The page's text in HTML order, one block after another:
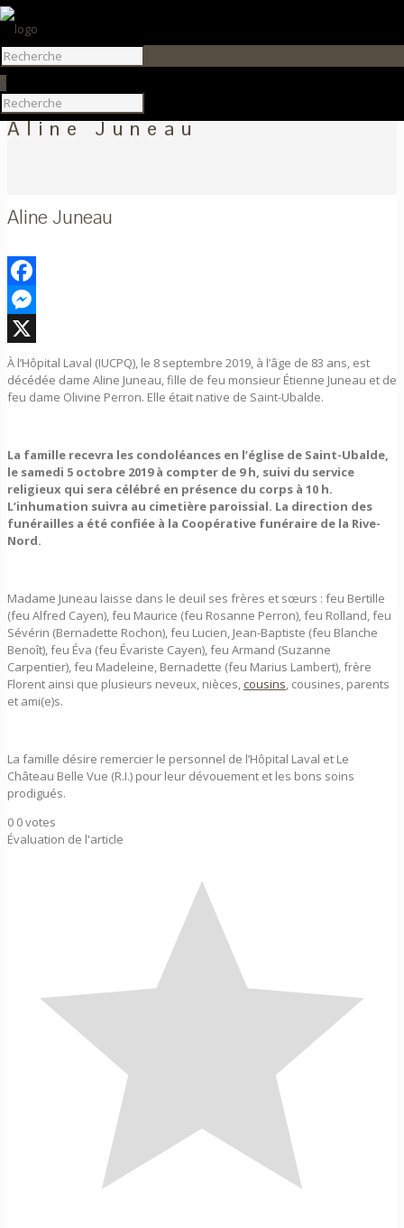
Aline Juneau
Aline Juneau
Facebook
Messenger
X
À l’Hôpital Laval (IUCPQ), le 8 septembre 2019, à l’âge de 83 ans, est
décédée dame Aline Juneau, fille de feu monsieur Étienne Juneau et de
feu dame Olivine Perron. Elle était native de Saint-Ubalde.
La famille recevra les condoléances en l’église de Saint-Ubalde,
le samedi 5 octobre 2019 à compter de 9 h, suivi du service
religieux qui sera célébré en présence du corps à 10 h.
L’inhumation suivra au cimetière paroissial. La direction des
funérailles a été confiée à la Coopérative funéraire de la Rive-
Nord.
Madame Juneau laisse dans le deuil ses frères et sœurs : feu Bertille
(feu Alfred Cayen), feu Maurice (feu Rosanne Perron), feu Rolland, feu
Sévérin (Bernadette Rochon), feu Lucien, Jean-Baptiste (feu Blanche
Benoît), feu Éva (feu Évariste Cayen), feu Armand (Suzanne
Carpentier), feu Madeleine, Bernadette (feu Marius Lambert), frère
Florent ainsi que plusieurs neveux, nièces, cousins, cousines, parents
et ami(e)s.
La famille désire remercier le personnel de l’Hôpital Laval et Le
Château Belle Vue (R.I.) pour leur dévouement et les bons soins
prodigués.
0 0votes
Évaluation de l'article